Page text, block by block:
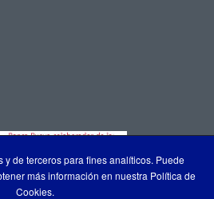
y de terceros para fines analíticos. Puede
más información en nuestra Política de
Cookies.